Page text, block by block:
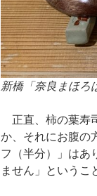
新橋「奈良まほ
正直、柿の葉寿
か、それにお腹の
フ（半分）」はあ
ません」というこ